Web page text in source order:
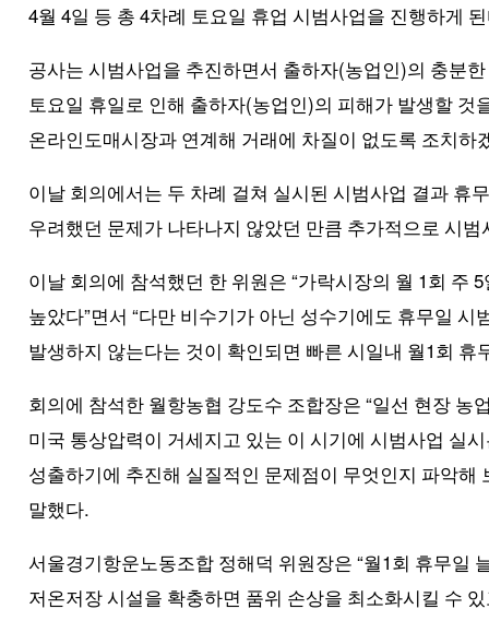
4월 4일 등 총 4차례 토요일 휴업 시범사업을 진행하게
공사는 시범사업을 추진하면서 출하자(농업인)의 충분
토요일 휴일로 인해 출하자(농업인)의 피해가 발생할 것
온라인도매시장과 연계해 거래에 차질이 없도록 조치하
이날 회의에서는 두 차례 걸쳐 실시된 시범사업 결과 휴
우려했던 문제가 나타나지 않았던 만큼 추가적으로 시
이날 회의에 참석했던 한 위원은 “가락시장의 월 1 회 주 5
높았다”면서 “다만 비수기가 아닌 성수기에도 휴무일 시
발생하지 않는다는 것이 확인되면 빠른 시일내 월1 회 휴
회의에 참석한 월항농협 강도수 조합장은 “일선 현장 농
미국 통상압력이 거세지고 있는 이 시기에 시범사업 실
성출하기에 추진해 실질적인 문제점이 무엇인지 파악
말했다.
서울경기항운노동조합 정해덕 위원장은 “월1 회 휴무일
저온저장 시설을 확충하면 품위 손상을 최소화시킬 수